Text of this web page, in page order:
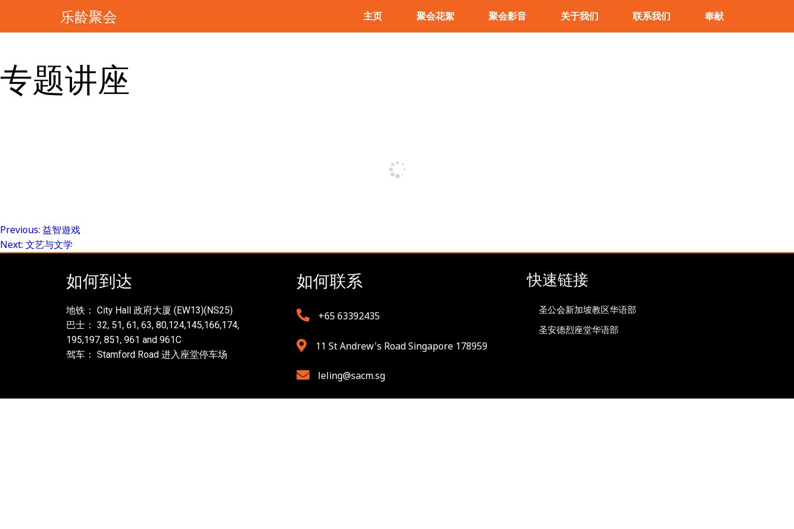
乐龄聚会 主页 聚会花絮 聚会影音 关于我们 联系我们 奉献
专题讲座
Post
navigation
Previous: 益智遊戏
Next: 文艺与文学
如何到达
地铁： City Hall 政府大厦 (EW13)(NS25)
巴士： 32, 51, 61, 63, 80,124,145,166,174,
195,197, 851, 961 and 961C
驾车： Stamford Road 进入座堂停车场
如何联系
+65 63392435
11 St Andrew's Road Singapore 178959
leling@sacm.sg
快速链接
圣公会新加坡教区华语部
圣安德烈座堂华语部